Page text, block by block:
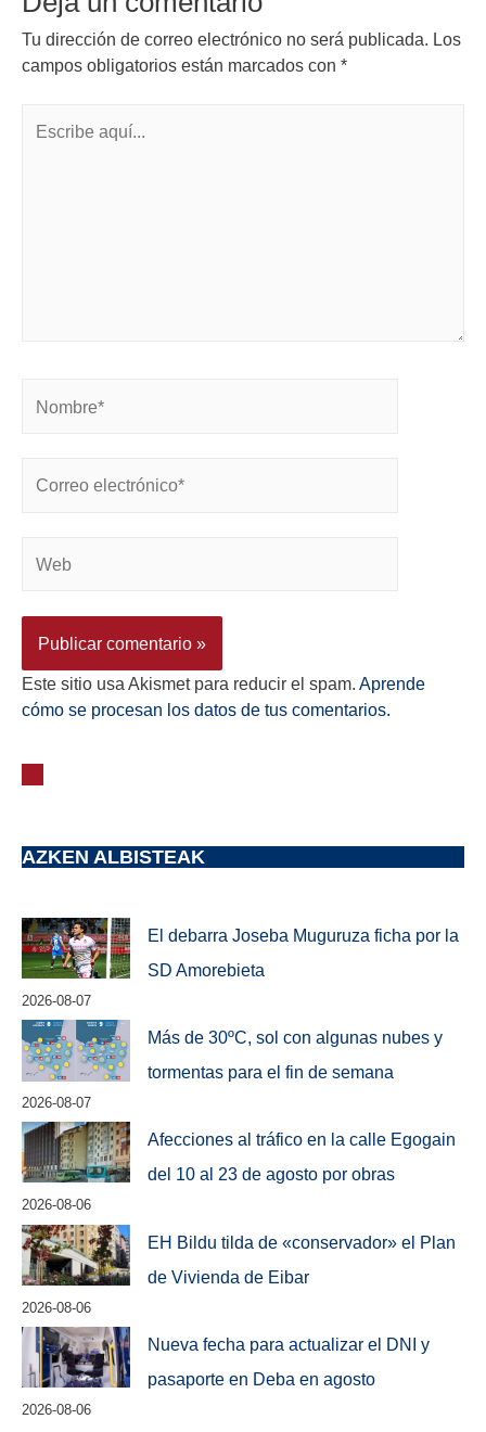
Tu dirección de correo electrónico no será publicada. Los
campos obligatorios están marcados con *
Este sitio usa Akismet para reducir el spam. Aprende
cómo se procesan los datos de tus comentarios.
AZKEN ALBISTEAK
El debarra Joseba Muguruza ficha por la
SD Amorebieta
2026-08-07
Más de 30ºC, sol con algunas nubes y
tormentas para el fin de semana
2026-08-07
Afecciones al tráfico en la calle Egogain
del 10 al 23 de agosto por obras
2026-08-06
EH Bildu tilda de «conservador» el Plan
de Vivienda de Eibar
2026-08-06
Nueva fecha para actualizar el DNI y
pasaporte en Deba en agosto
2026-08-06